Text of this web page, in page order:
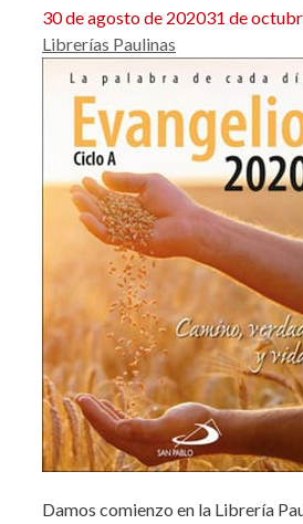
30 de agosto de 202031 de
Librerías Paulinas
Damos comienzo en la Librería